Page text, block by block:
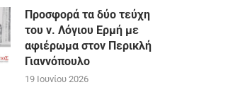
Προσφορά τα δύο τεύχη
του ν. Λόγιου Ερμή με
αφιέρωμα στον Περικλή
Γιαννόπουλο
19 Ιουνίου 2026